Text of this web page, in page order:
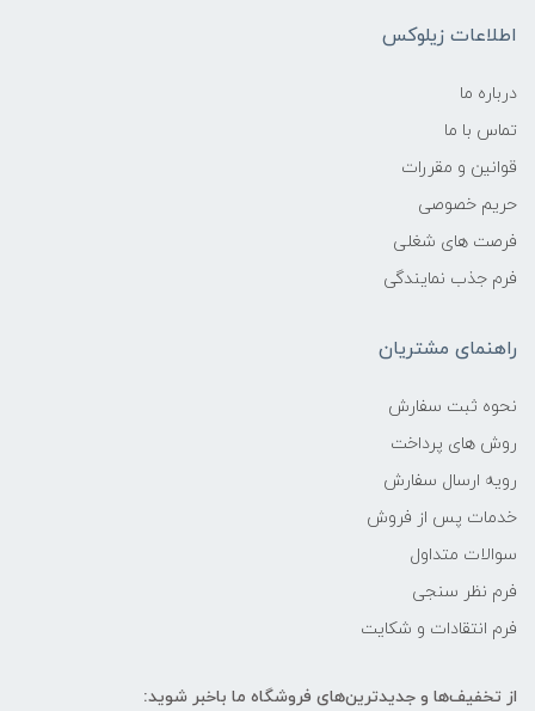
اطلاعات زیلوکس
درباره ما
تماس با ما
قوانین و مقررات
حریم خصوصی
فرصت های شغلی
فرم جذب نمایندگی
راهنمای مشتریان
نحوه ثبت سفارش
روش های پرداخت
رویه ارسال سفارش
خدمات پس از فروش
سوالات متداول
فرم نظر سنجی
فرم انتقادات و شکایت
از تخفیف‌ها و جدیدترین‌های فروشگاه ما باخبر شوید: